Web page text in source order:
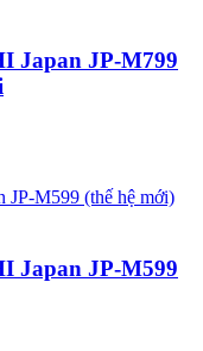
Japan JP-M799
Japan JP-M599